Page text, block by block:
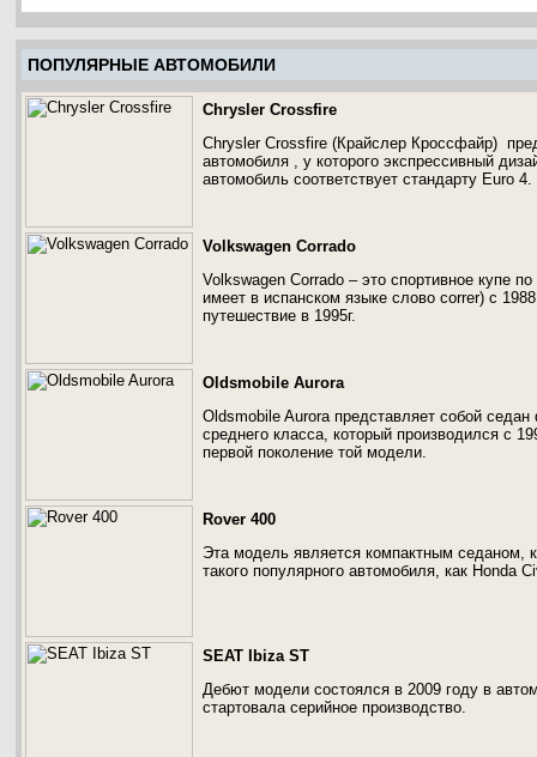
ПОПУЛЯРНЫЕ АВТОМОБИЛИ
Chrysler Crossfire
Chrysler Crossfire (Крайслер Кроссфайр)
автомобиля , у которого экспрессивный
автомобиль соответствует стандарту Euro 4.
Volkswagen Corrado
Volkswagen Corrado – это спортивное купе
имеет в испанском языке слово correr) с
путешествие в 1995г.
Oldsmobile Aurora
Oldsmobile Aurora представляет собой
среднего класса, который производился с
первой поколение той модели.
Rover 400
Эта модель является компактным седаном,
такого популярного автомобиля, как Honda
SEAT Ibiza ST
Дебют модели состоялся в 2009 году в
стартовала серийное производство.